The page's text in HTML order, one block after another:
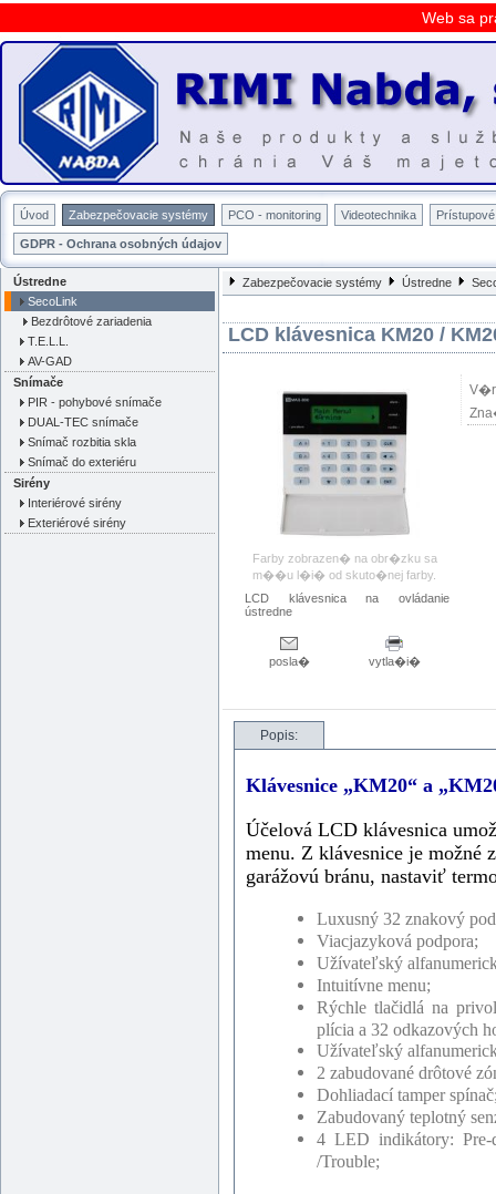
Web sa
Úvod Zabezpečovacie systémy PCO - monitoring Videotechnika
GDPR - Ochrana osobných údajov
Ústredne
SecoLink
Bezdrôtové zariadenia
T.E.L.L.
AV-GAD
Snímače
PIR - pohybové snímače
DUAL-TEC snímače
Snímač rozbitia skla
Snímač do exteriéru
Sirény
Interiérové sirény
Exteriérové sirény
Zabezpečovacie systémy Ústredne
LCD klávesnica KM20 /
Farby zobrazen� na obr�zku sa
m��u l�i� od skuto�nej farby.
LCD klávesnica na ovládanie
ústredne
posla� vytla�i�
Popis:
Klávesnice „KM20“ a
Účelová LCD klávesnica
menu. Z klávesnice je
garážovú bránu, nastaviť
Luxusný 32 znakový
Viacjazyková podpora;
Užívateľský
Intuitívne menu;
Rýchle tlačidlá na
plícia a 32 odkazových
Užívateľský
2 zabudované drôtové
Dohliadací tamper
Zabudovaný teplotný
4 LED indikátory: Pre-
/Trouble;